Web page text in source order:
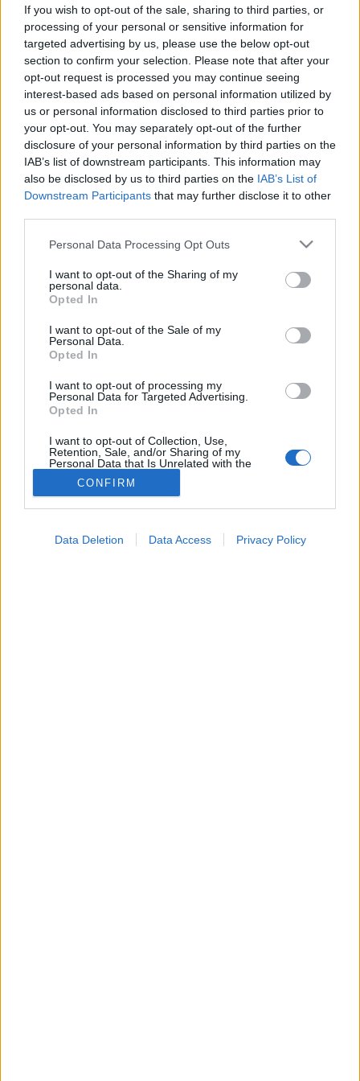
If you wish to opt-out of the sale, sharing to third parties, or
processing of your personal or sensitive information for
targeted advertising by us, please use the below opt-out
section to confirm your selection. Please note that after your
opt-out request is processed you may continue seeing
interest-based ads based on personal information utilized by
us or personal information disclosed to third parties prior to
your opt-out. You may separately opt-out of the further
disclosure of your personal information by third parties on the
IAB’s list of downstream participants. This information may
also be disclosed by us to third parties on the IAB’s List of
Downstream Participants that may further disclose it to other
Please note that this website/app uses one or more Google
not limited to your visit or usage behaviour. You may click to
grant or deny consent to Google and its third-party tags to
use your data for below specified purposes in below Google
consent section.
Personal Data Processing Opt Outs
I want to opt-out of the Sharing of my
personal data.
Opted In
I want to opt-out of the Sale of my
Personal Data.
Opted In
I want to opt-out of processing my
Personal Data for Targeted Advertising.
Opted In
I want to opt-out of Collection, Use,
Retention, Sale, and/or Sharing of my
Personal Data that Is Unrelated with the
Purposes for which it was collected.
Opted Out
CONFIRM
Data Deletion Data Access Privacy Policy
Tünet
2024. június 10. 21:04